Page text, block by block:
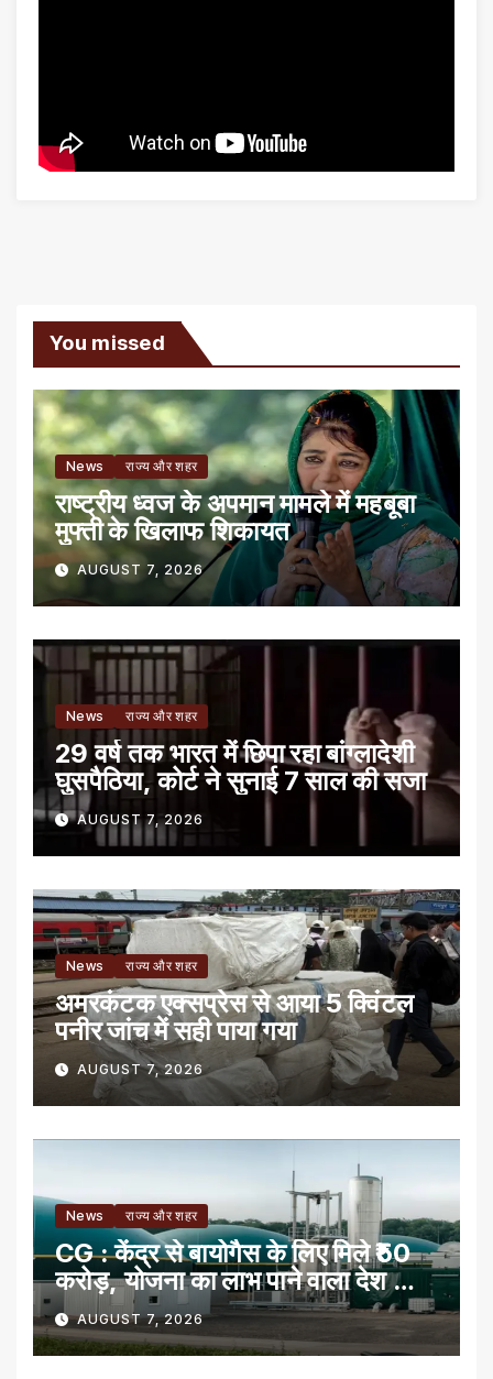
You missed
News राज्य और शहर
राष्ट्रीय ध्वज के अपमान मामले में महबूबा
मुफ्ती के खिलाफ शिकायत
AUGUST 7, 2026
News राज्य और शहर
29 वर्ष तक भारत में छिपा रहा बांग्लादेशी
घुसपैठिया, कोर्ट ने सुनाई 7 साल की सजा
AUGUST 7, 2026
News राज्य और शहर
अमरकंटक एक्सप्रेस से आया 5 क्विंटल
पनीर जांच में सही पाया गया
AUGUST 7, 2026
News राज्य और शहर
CG : केंद्र से बायोगैस के लिए मिले ₹50
करोड़, योजना का लाभ पाने वाला देश का
पहला राज्य
AUGUST 7, 2026